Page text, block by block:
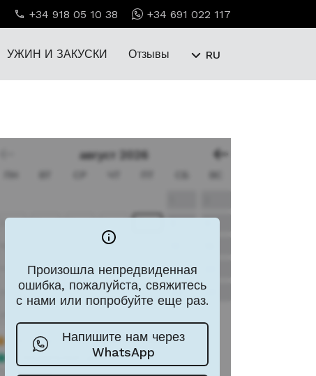
+34 918 05 10 38 +34 691 022 117
УЖИН И ЗАКУСКИ Отзывы RU